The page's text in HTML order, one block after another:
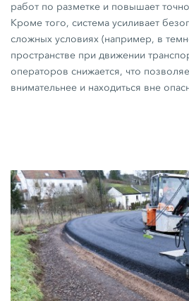
работ по разметке и повышает
Кроме того, система усиливает
сложных условиях (например, в
пространстве при движении
операторов снижается, что
внимательнее и находиться вне